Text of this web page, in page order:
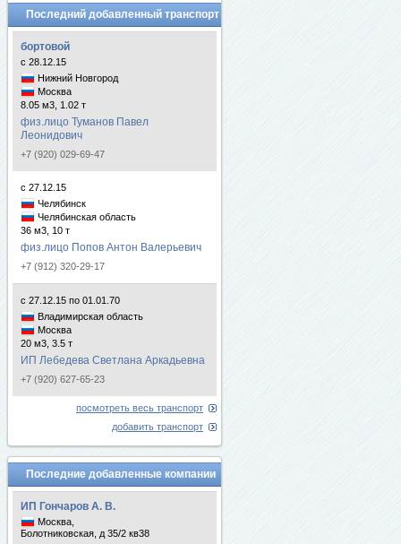
Последний добавленный транспорт
бортовой
с 28.12.15
Нижний Новгород
Москва
8.05 м3, 1.02 т
физ.лицо Туманов Павел
Леонидович
+7 (920) 029-69-47
с 27.12.15
Челябинск
Челябинская область
36 м3, 10 т
физ.лицо Попов Антон Валерьевич
+7 (912) 320-29-17
с 27.12.15 по 01.01.70
Владимирская область
Москва
20 м3, 3.5 т
ИП Лебедева Светлана Аркадьевна
+7 (920) 627-65-23
посмотреть весь транспорт
добавить транспорт
Последние добавленные компании
ИП Гончаров А. В.
Москва,
Болотниковская, д 35/2 кв38